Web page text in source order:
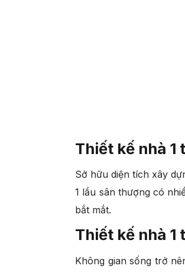
Thiết kế nhà 1
Sở hữu diện tích xây
1 lầu sân thượng có
bắt mắt.
Thiết kế nhà
Không gian sống trở